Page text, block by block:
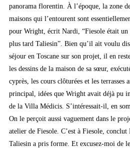
panorama florentin. À l’époque, la zone
maisons qui l’entourent sont
pour Wright, écrit Nardi, “Fiesole était un
plus tard Taliesin”. Bien qu’il ait voulu
séjour en Toscane sur son projet, il en
les dessins de la maison de sa sœur,
cyprès, les cours clôturées et les terrasses
principal, idées que Wright avait déjà pu
de la Villa Médicis. S’intéressait-il, en
On le perçoit aussi vaguement dans le
atelier de Fiesole. C’est à Fiesole,
Taliesin a pris forme. Et excusez-moi de